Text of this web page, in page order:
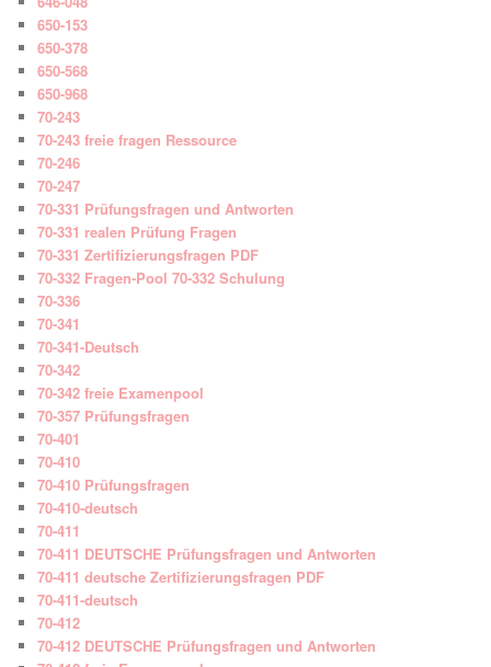
650-153
650-378
650-568
650-968
70-243
70-243 freie fragen Ressource
70-246
70-247
70-331 Prüfungsfragen und Antworten
70-331 realen Prüfung Fragen
70-331 Zertifizierungsfragen PDF
70-332 Fragen-Pool 70-332 Schulung
70-336
70-341
70-341-Deutsch
70-342
70-342 freie Examenpool
70-357 Prüfungsfragen
70-401
70-410
70-410 Prüfungsfragen
70-410-deutsch
70-411
70-411 DEUTSCHE Prüfungsfragen und Antworten
70-411 deutsche Zertifizierungsfragen PDF
70-411-deutsch
70-412
70-412 DEUTSCHE Prüfungsfragen und Antworten